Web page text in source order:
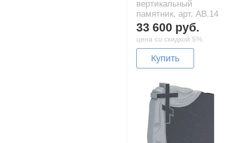
вертикальный
памятник, арт. AB.14
33 600 руб.
цена со скидкой 5%
Купить